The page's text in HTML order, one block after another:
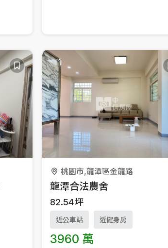
桃園市,龍潭區金龍路
龍潭合法農舍
82.54坪
近公車站 近健身房
3960 萬